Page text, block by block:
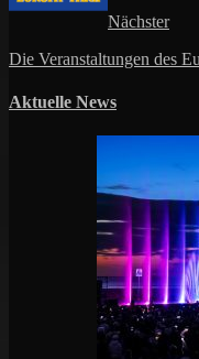
Nächster
Die Veranstaltungen des
Aktuelle News